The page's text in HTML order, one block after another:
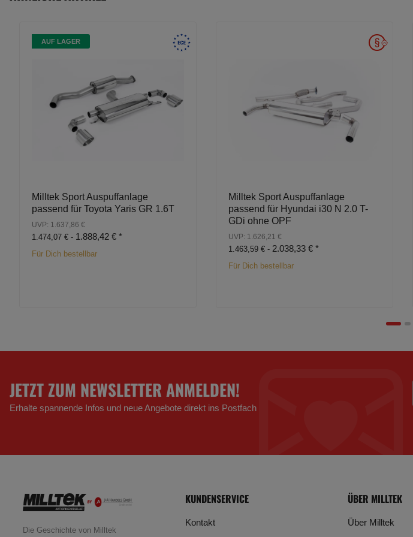
AUF LAGER
Milltek Sport Auspuffanlage
passend für Toyota Yaris GR 1.6T
UVP: 1.637,86 €
1.474,07 € - 1.888,42 € *
Für Dich bestellbar
Milltek Sport Auspuffanlage
passend für Hyundai i30 N 2.0 T-
GDi ohne OPF
UVP: 1.626,21 €
1.463,59 € - 2.038,33 € *
Für Dich bestellbar
JETZT ZUM NEWSLETTER ANMELDEN!
Erhalte spannende Infos und neue Angebote direkt ins Postfach
Die Geschichte von Milltek
KUNDENSERVICE
Kontakt
ÜBER MILLTEK
Über Milltek